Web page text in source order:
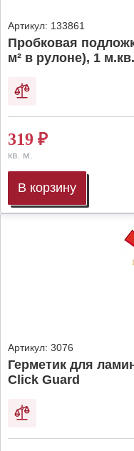
Артикул: 133861
Пробковая
м² в рулоне), 1 м.кв.
319 ₽
кв. м.
В корзину
Артикул: 3076
Герметик для
Click Guard